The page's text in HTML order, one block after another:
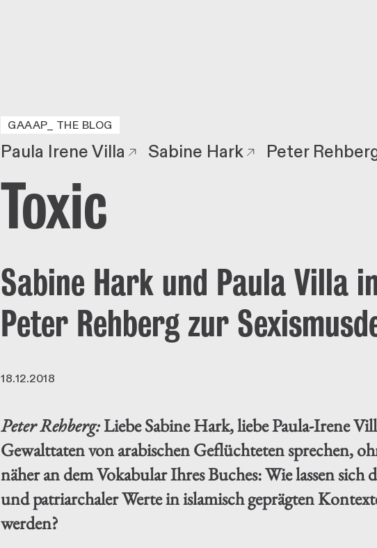
GAAAP_ THE BLOG
Paula Irene Villa Sabine Hark Peter
Toxic
Sabine Hark und Paula Villa
Peter Rehberg zur
18.12.2018
Peter Rehberg:Liebe Sabine Hark, liebe Paula-Irene
Gewalttaten von arabischen Geflüchteten sprechen,
näher an dem Vokabular Ihres Buches: Wie lassen sich
und patriarchaler Werte in islamisch geprägten
werden?